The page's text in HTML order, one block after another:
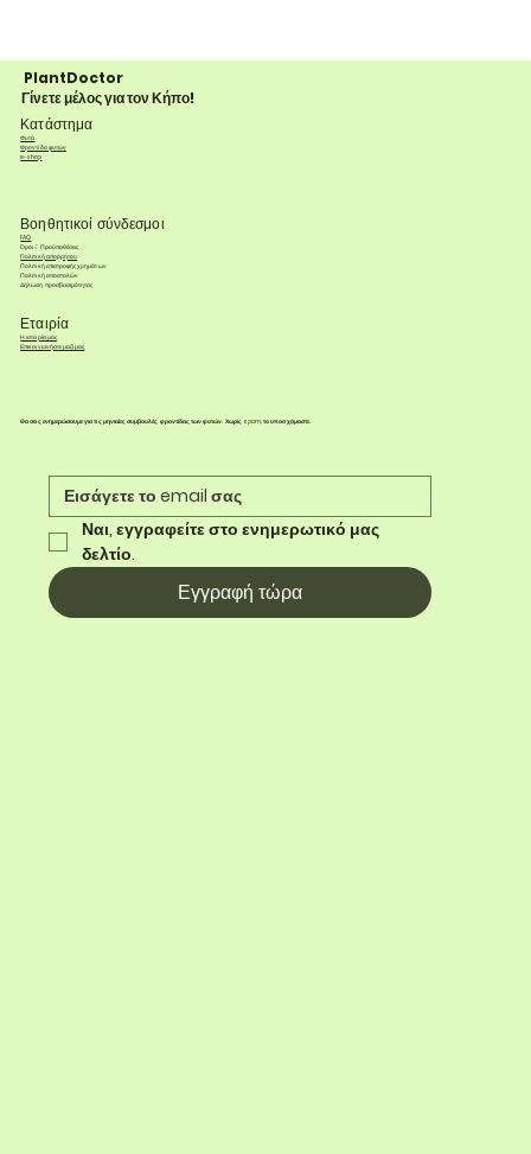
PlantDoctor
Γίνετε μέλος για τον Κήπο!
Κατάστημα
Φυτά
Φροντίδα φυτών
e-shop
Βοηθητικοί σύνδεσμοι
FAQ
Όροι & Προϋποθέσεις
Πολιτική απορρήτου
Πολιτική επιστροφής χρημάτων
Πολιτική αποστολών
Δήλωση προσβασιμότητας
Εταιρία
Η ιστορία μας
Επικοινωνήστε μαζί μας
Θα σας ενημερώσουμε για τις μηνιαίες συμβουλές φροντίδας των φυτών. Χωρίς spam, το υποσχόμαστε.
Ναι, εγγραφείτε στο ενημερωτικό μας
δελτίο.
Εγγραφή τώρα